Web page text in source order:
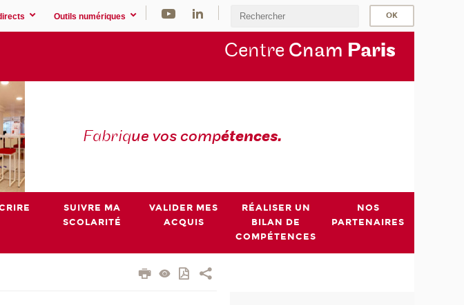
Outils numériques
Centre Cnam Paris
Fabrique vos compétences.
SUIVRE MA
SCOLARITÉ
VALIDER MES
ACQUIS
RÉALISER UN
BILAN DE
COMPÉTENCES
NOS
PARTENAIRES